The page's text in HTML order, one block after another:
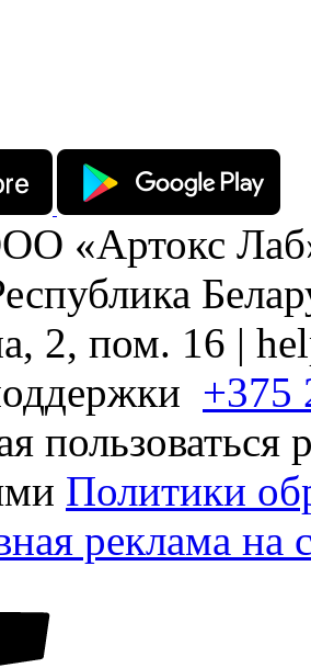
«Артокс
2, пом. 16 |
+375
пользоваться
Политики
реклама на